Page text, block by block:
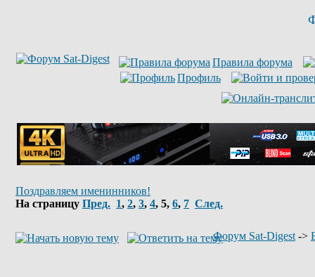
Правила форума
Профиль
Поздравляем именинников!
На страницу Пред. 1, 2, 3, 4, 5, 6, 7 След.
Форум Sat-Digest ->